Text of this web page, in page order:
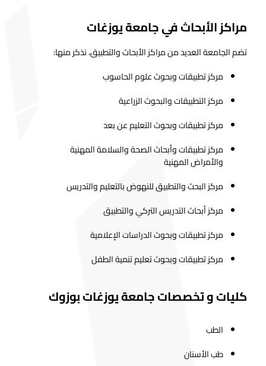
مراكز الأبحاث في جامعة يوزغات
تضم الجامعة العديد من مراكز الأبحاث والتطبيق، نذكر منها:
مركز تطبيقات وبحوث علوم الحاسوب
مركز التطبيقات والبحوث الزراعية
مركز تطبيقات وبحوث التعليم عن بعد
مركز تطبيقات وأبحاث الصحة والسلامة المهنية
والأمراض المهنية
مركز البحث والتطبيق للنهوض بالتعليم والتدريس
مركز أبحاث التدريس التركي والتطبيق
مركز تطبيقات وبحوث الدراسات الإعلامية
مركز تطبيقات وبحوث تعليم تنمية الطفل
كليات و تخصصات جامعة يوزغات بوزوك
الطب
طب الأسنان